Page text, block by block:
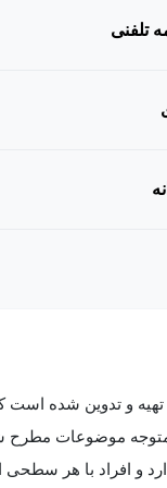
تلفنی
تهیه و تدوین شده
متوجه موضوعات
و افراد با هر سطحی